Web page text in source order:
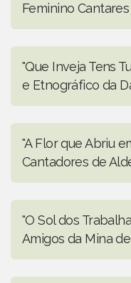
Feminino
"Que Inveja Tens
e Etnográfico da
"A Flor que Abriu
Cantadores de
"O Sol dos
Amigos da Mina